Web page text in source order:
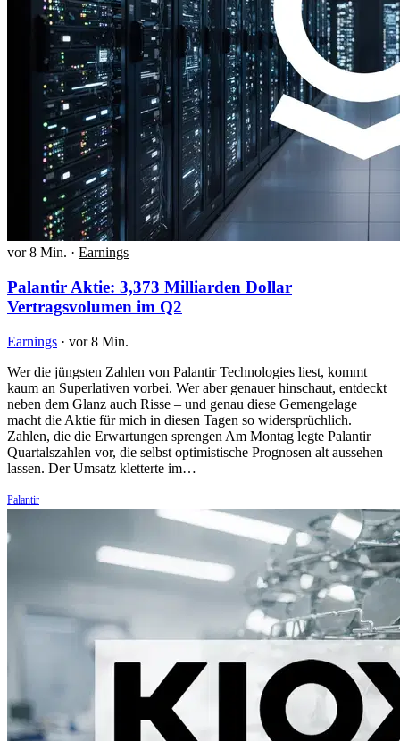
vor 8 Min. · Earnings
Palantir Aktie: 3,373 Milliarden Dollar
Vertragsvolumen im Q2
Earnings · vor 8 Min.
Wer die jüngsten Zahlen von Palantir Technologies liest, kommt
kaum an Superlativen vorbei. Wer aber genauer hinschaut, entdeckt
neben dem Glanz auch Risse – und genau diese Gemengelage
macht die Aktie für mich in diesen Tagen so widersprüchlich.
Zahlen, die die Erwartungen sprengen Am Montag legte Palantir
Quartalszahlen vor, die selbst optimistische Prognosen alt aussehen
lassen. Der Umsatz kletterte im…
Palantir